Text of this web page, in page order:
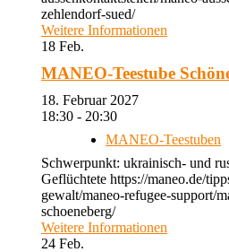
zehlendorf-sued/
Weitere Informationen
18 Feb.
MANEO-Teestube
18. Februar 2027
18:30 - 20:30
MANEO-Teestuben
Schwerpunkt: ukrainisch- und
Geflüchtete https://maneo.de/
gewalt/maneo-refugee-support/
schoeneberg/
Weitere Informationen
24 Feb.